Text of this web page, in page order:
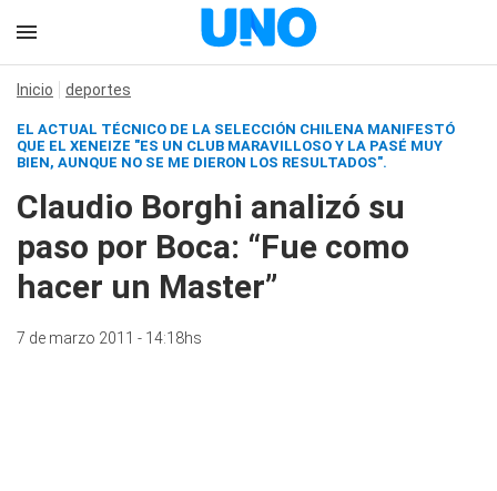
Inicio deportes
EL ACTUAL TÉCNICO DE LA SELECCIÓN CHILENA MANIFESTÓ
QUE EL XENEIZE "ES UN CLUB MARAVILLOSO Y LA PASÉ MUY
BIEN, AUNQUE NO SE ME DIERON LOS RESULTADOS".
Claudio Borghi analizó su
paso por Boca: “Fue como
hacer un Master”
7 de marzo 2011 - 14:18hs